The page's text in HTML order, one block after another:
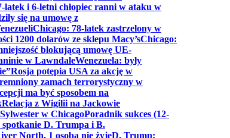
latek i 6-letni chłopiec ranni w ataku w
się na umowę z
Chicago: 78-latek zastrzelony w
1200 dolarów ze sklepu Macy’sChicago:
blokującą umowę UE-
w LawndaleWenezuela: były
Rosja potępia USA za akcję w
zamach terrorystyczny w
ma być sposobem na
Relacja z Wigilii na Jackowie
Sylwester w ChicagoPoradnik sukces (12-
D. Trumpa i B.
North, 1 osoba nie żyjeD. Trump: